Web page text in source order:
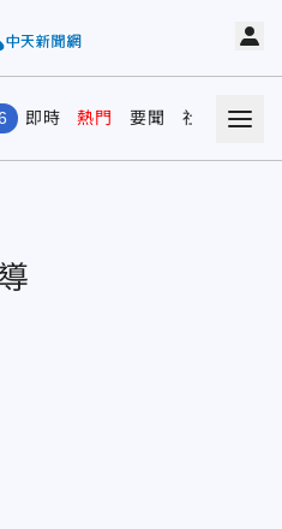
即時 熱門 要聞 社會 娛樂